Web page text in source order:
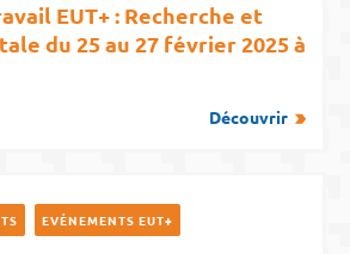
EUT+ : Recherche et
du 25 au 27 février 2025 à
Découvrir
EVÉNEMENTS EUT+